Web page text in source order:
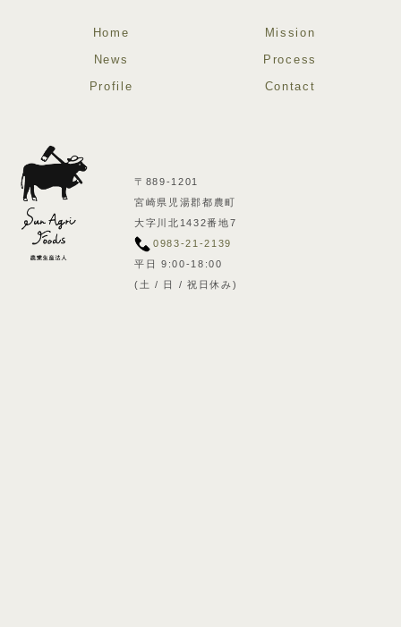
Home
Mission
News
Process
Profile
Contact
〒889-1201
宮崎県児湯郡都農町
大字川北1432番地7
0983-21-2139
平日 9:00-18:00
(土 / 日 / 祝日休み)